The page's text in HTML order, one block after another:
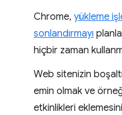
Chrome, yükleme
sonlandırmayı
hiçbir zaman
Web sitenizin
emin olmak ve
etkinlikleri